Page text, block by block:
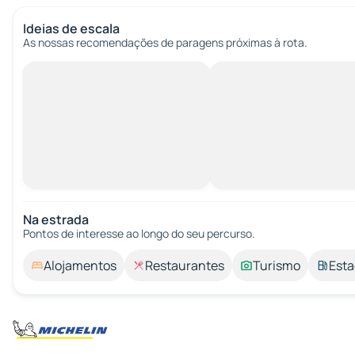
Ideias de escala
As nossas recomendações de paragens próximas à rota.
Na estrada
Pontos de interesse ao longo do seu percurso.
Alojamentos Restaurantes Turismo